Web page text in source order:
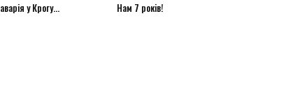
у Крогу... Нам 7 років!